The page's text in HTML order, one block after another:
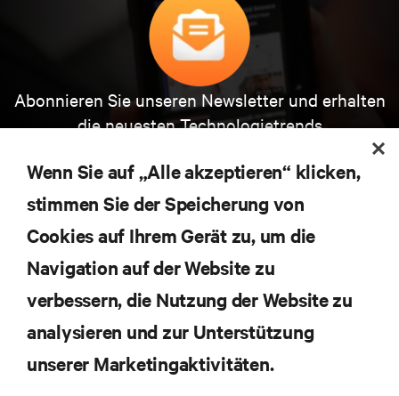
Abonnieren Sie unseren Newsletter und erhalten
die neuesten Technologietrends
Themen der Branche, mit aktuellen Diskussionen
und Einblicken von Experten in das
Rechenzentrums- und Infrastrukturmanagement.
JETZT ANMELDEN
RESSOURCEN
SUPPORT
Wenn Sie auf „Alle akzeptieren“ klicken,
stimmen Sie der Speicherung von
Cookies auf Ihrem Gerät zu, um die
Navigation auf der Website zu
verbessern, die Nutzung der Website zu
analysieren und zur Unterstützung
unserer Marketingaktivitäten.